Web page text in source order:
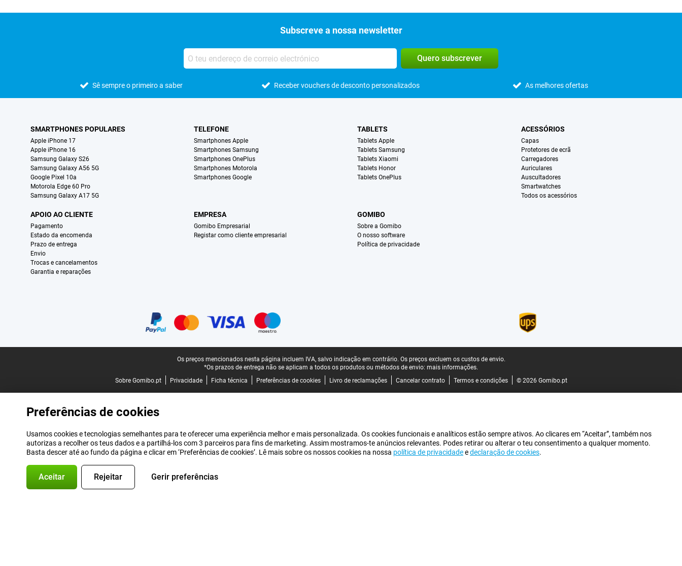
Subscreve a nossa newsletter
Quero subscrever
Sê sempre o primeiro a saber Receber vouchers de desconto personalizados As melhores ofertas
SMARTPHONES POPULARES
Apple iPhone 17
Apple iPhone 16
Samsung Galaxy S26
Samsung Galaxy A56 5G
Google Pixel 10a
Motorola Edge 60 Pro
Samsung Galaxy A17 5G
TELEFONE
Smartphones Apple
Smartphones Samsung
Smartphones OnePlus
Smartphones Motorola
Smartphones Google
TABLETS
Tablets Apple
Tablets Samsung
Tablets Xiaomi
Tablets Honor
Tablets OnePlus
ACESSÓRIOS
Capas
Protetores de ecrã
Carregadores
Auriculares
Auscultadores
Smartwatches
Todos os acessórios
APOIO AO CLIENTE
Pagamento
Estado da encomenda
Prazo de entrega
Envio
Trocas e cancelamentos
Garantia e reparações
EMPRESA
Gomibo Empresarial
Registar como cliente empresarial
GOMIBO
Sobre a Gomibo
O nosso software
Política de privacidade
Os preços mencionados nesta página incluem IVA, salvo indicação em contrário. Os preços excluem os custos de envio.
*Os prazos de entrega não se aplicam a todos os produtos ou métodos de envio: mais informações.
Sobre Gomibo.pt
Privacidade Ficha técnica Preferências de cookies Livro de reclamações Cancelar contrato Termos e condições © 2026 Gomibo.pt
Preferências de cookies
Usamos cookies e tecnologias semelhantes para te oferecer uma experiência melhor e mais personalizada. Os cookies funcionais e analíticos estão sempre ativos. Ao clicares em “Aceitar”, também nos
autorizas a recolher os teus dados e a partilhá-los com 3 parceiros para fins de marketing. Assim mostramos-te anúncios relevantes. Podes retirar ou alterar o teu consentimento a qualquer momento.
Basta descer até ao fundo da página e clicar em ‘Preferências de cookies’. Lê mais sobre os nossos cookies na nossa política de privacidadeedeclaração de cookies.
Aceitar Rejeitar Gerir preferências